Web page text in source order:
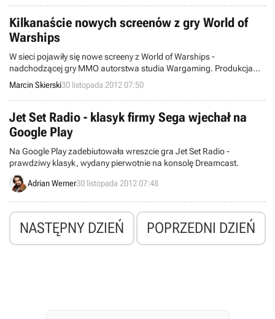
Kilkanaście nowych screenów z gry World of
Warships
W sieci pojawiły się nowe screeny z World of Warships -
nadchodzącej gry MMO autorstwa studia Wargaming. Produkcja
zadebiutuje najwcześniej w 2013 roku i będzie działać w oparciu o
model finansowy free to play.
Marcin Skierski30 listopada 2012 07:50
Jet Set Radio - klasyk firmy Sega wjechał na
Google Play
Na Google Play zadebiutowała wreszcie gra Jet Set Radio -
prawdziwy klasyk, wydany pierwotnie na konsolę Dreamcast.
Adrian Werner30 listopada 2012 07:48
NASTĘPNY DZIEŃ POPRZEDNI DZIEŃ